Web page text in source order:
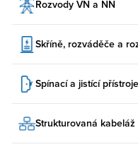
Rozvody VN a NN
Skříně, rozváděče a
Spínací a jistící přístroje
Strukturovaná kabeláž